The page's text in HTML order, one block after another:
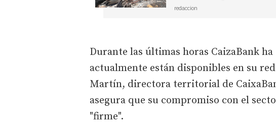
redaccion
Durante las últimas horas CaizaBank
actualmente están disponibles en su
Martín, directora territorial de
asegura que su compromiso con el
"firme".